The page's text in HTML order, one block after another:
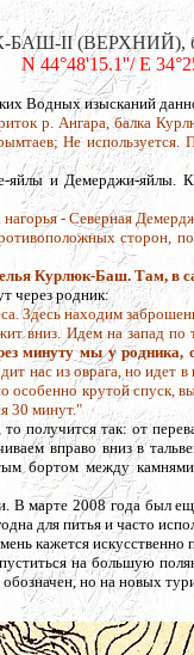
II (ВЕРХНИЙ),
N 44°48'15.1''/ E
Водных изысканий
р. Ангара, балка
Не
яйлы и Демерджи-яйлы.
- Северная
сторон,
Курлюк-Баш. Там, в
через родник:
Здесь находим
вниз. Идем на запад по
минуту мы у родника,
нас из оврага, но идет
особенно крутой
30 минут."
получится так: от
вправо вниз в
бортом между
марте 2008 года был
для питья и часто
кажется искусственно
на большую
но на новых